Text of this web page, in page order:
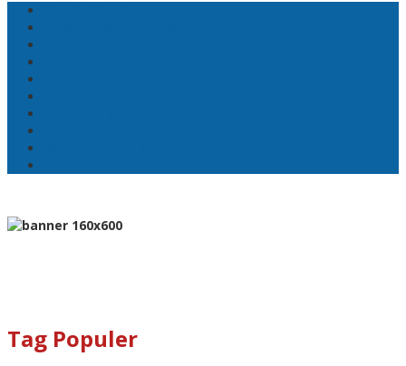
Tag Populer